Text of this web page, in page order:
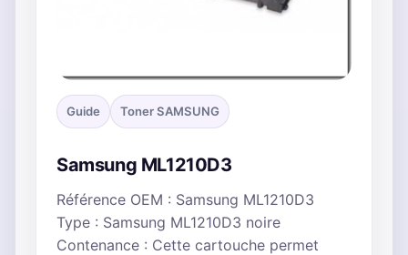
Guide Toner SAMSUNG
Samsung ML1210D3
Référence OEM : Samsung ML1210D3
Type : Samsung ML1210D3 noire
Contenance : Cette cartouche permet